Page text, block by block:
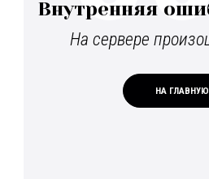
Внутренняя
На сервере
НА ГЛАВНУЮ